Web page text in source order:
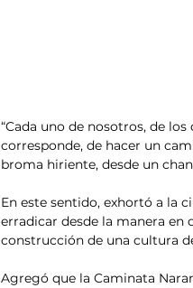
“Cada uno de nosotros, de
corresponde, de hacer un
broma hiriente, desde un
En este sentido, exhortó a la
erradicar desde la manera en
construcción de una cultura
Agregó que la Caminata